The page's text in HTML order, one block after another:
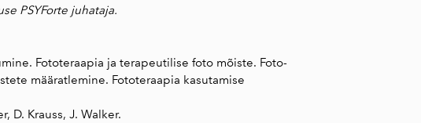
PSYForte juhataja.
Fototeraapia ja terapeutilise foto mõiste. Foto-
määratlemine. Fototeraapia kasutamise
D. Krauss, J. Walker.